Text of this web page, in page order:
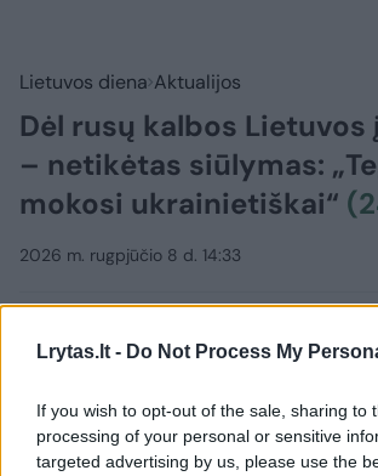
Lrytas.lt - Do Not Process My
If you wish to opt-out of the sale, sharing to
processing of your personal or sensitive
targeted advertising by us, please use the
Lietuvos diena Aktualijos
Dėl rusų kalbos Lietuvos
– netikėtas siūlymas:
mokosi ukrainietiškai“
2026 m. rugpjūčio 8 d. 14:33
Lrytas.lt
Lrytas Premium nariams